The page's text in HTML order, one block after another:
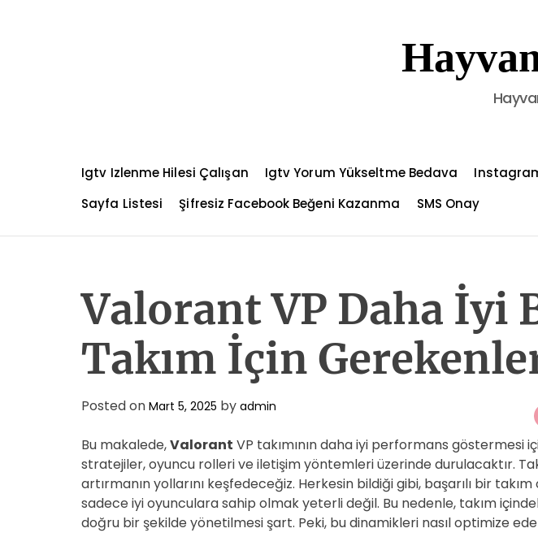
t
Igtv Izlenme Hilesi Çalışan Igtv Yorum Yükseltme Bedava
Sayfa Listesi
Şifresiz Facebook Beğeni Kazanma SMS Onay
Valorant VP Daha İyi
Takım İçin
Posted on Mart 5, 2025 by admin
Bu makalede,Valorant VP takımının daha iyi performans göstermesi
stratejiler, oyuncu rolleri ve iletişim yöntemleri üzerinde durulacaktır.
artırmanın yollarını keşfedeceğiz. Herkesin bildiği gibi, başarılı bir
sadece iyi oyunculara sahip olmak yeterli değil. Bu nedenle, takım
doğru bir şekilde yönetilmesi şart. Peki, bu dinamikleri nasıl optimize